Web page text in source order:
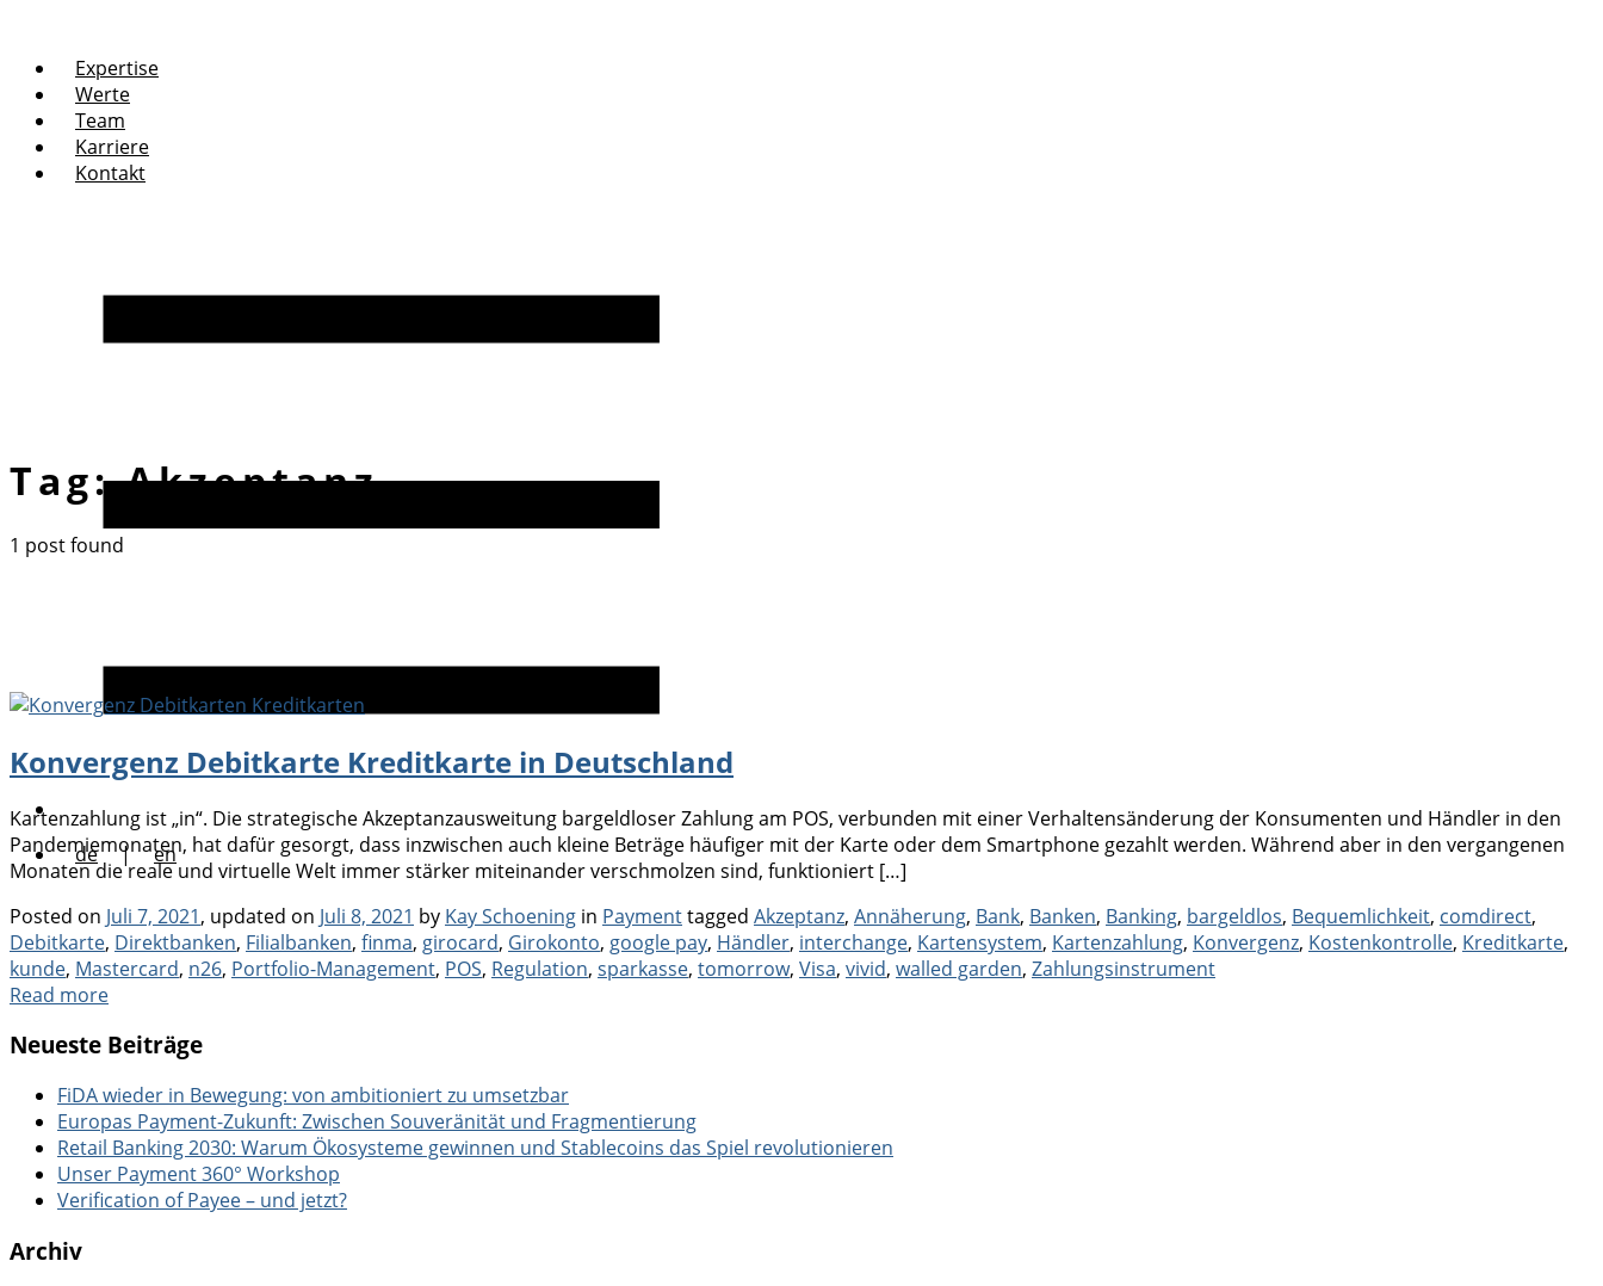
Expertise
Werte
Team
Karriere
Kontakt
de | en
Tag:Akzeptanz
1 post found
Konvergenz Debitkarte Kreditkarte in Deutschland
Kartenzahlung ist „in“. Die strategische Akzeptanzausweitung bargeldloser Zahlung am POS, verbunden mit einer Verhaltensänderung der Konsumenten und Händler in den
Pandemiemonaten, hat dafür gesorgt, dass inzwischen auch kleine Beträge häufiger mit der Karte oder dem Smartphone gezahlt werden. Während aber in den vergangenen
Monaten die reale und virtuelle Welt immer stärker miteinander verschmolzen sind, funktioniert […]
Posted on Juli 7, 2021, updated on Juli 8, 2021 by Kay Schoening in Categories
Paymenttagged Tags
Akzeptanz, Annäherung, Bank, Banken, Banking, bargeldlos, Bequemlichkeit, comdirect,
Debitkarte, Direktbanken, Filialbanken, finma, girocard, Girokonto, google pay, Händler, interchange, Kartensystem, Kartenzahlung, Konvergenz, Kostenkontrolle, Kreditkarte,
kunde, Mastercard, n26, Portfolio-Management, POS, Regulation, sparkasse, tomorrow, Visa, vivid, walled garden, Zahlungsinstrument
Read more
Neueste Beiträge
FiDA wieder in Bewegung: von ambitioniert zu umsetzbar
Europas Payment-Zukunft: Zwischen Souveränität und Fragmentierung
Retail Banking 2030: Warum Ökosysteme gewinnen und Stablecoins das Spiel revolutionieren
Unser Payment 360° Workshop
Verification of Payee – und jetzt?
Archiv